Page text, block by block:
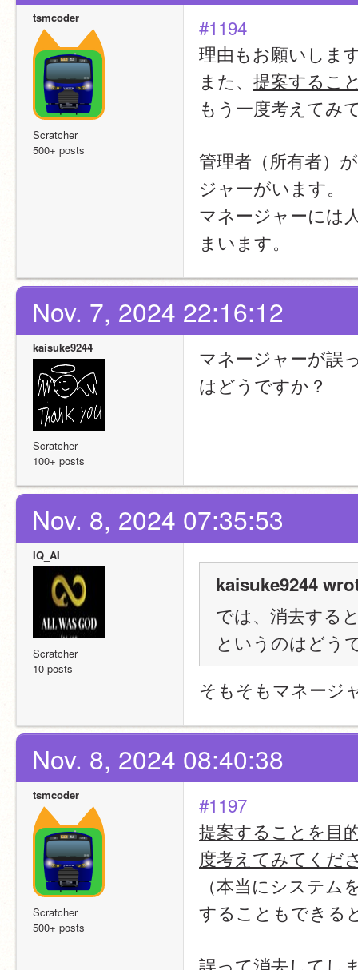
tsmcoder
Scratcher
500+ posts
#1194
理由もお願いしま
また、 提案するこ
もう一度考えてみ
管理者（所有者）
ジャーがいます。
マネージャーには
まいます。
Nov. 7, 2024 22:16:12
kaisuke9244
Scratcher
100+ posts
マネージャーが誤
はどうですか？
Nov. 8, 2024 07:35:53
IQ_AI
Scratcher
10 posts
kaisuke9244
では、消去する
というのはどう
そもそもマネージ
Nov. 8, 2024 08:40:38
tsmcoder
Scratcher
500+ posts
#1197
提案することを目
度考えてみてくだ
（本当にシステ
することもできる
誤って消去してし